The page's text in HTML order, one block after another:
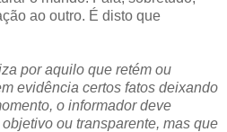
ao outro. É disto que
por aquilo que retém ou
evidência certos fatos deixando
o informador deve
ou transparente, mas que